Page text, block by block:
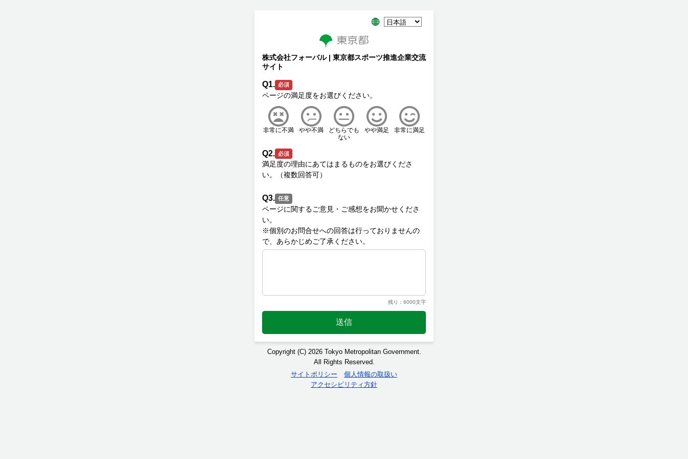
株式会社フォーバル | 東京都スポーツ推進企業交流
サイト
Q1. 必須
非常に不満 やや不満
どちらでも
ない
やや満足 非常に満足
Q2. 必須
満足度の理由にあてはまるものをお選びくださ
Q3. 任意
ページに関するご意見・ご感想をお聞かせくださ
い。
※個別のお問合せへの回答は行っておりませんの
残り：6000文字
送信
Copyright (C) 2026 Tokyo Metropolitan Government.
All Rights Reserved.
サイトポリシー
個人情報の取扱い
アクセシビリティ方針